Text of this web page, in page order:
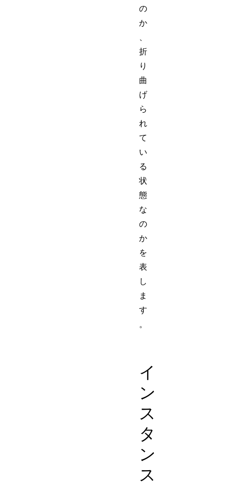
の
か
、
折
り
曲
げ
ら
れ
て
い
る
状
態
な
の
か
を
表
し
ま
す
。
イ
ン
ス
タ
ン
ス